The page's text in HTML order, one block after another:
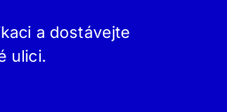
a dostávejte
ulici.